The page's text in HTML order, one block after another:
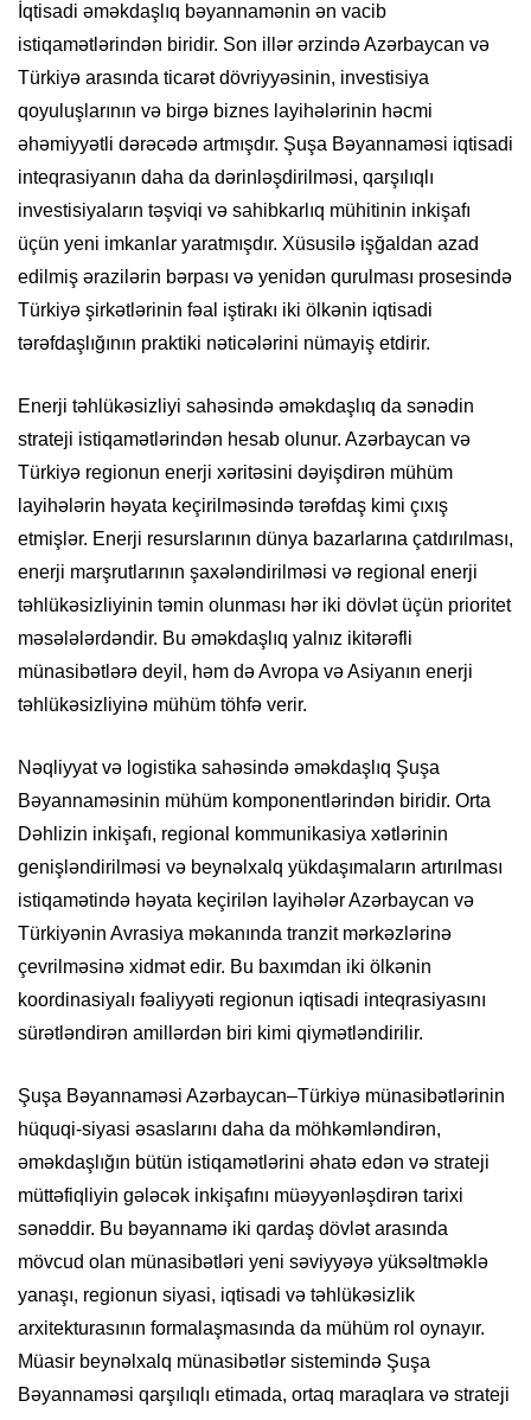
İqtisadi əməkdaşlıq bəyannamənin ən vacib
istiqamətlərindən biridir. Son illər ərzində Azərbaycan və
Türkiyə arasında ticarət dövriyyəsinin, investisiya
qoyuluşlarının və birgə biznes layihələrinin həcmi
əhəmiyyətli dərəcədə artmışdır. Şuşa Bəyannaməsi iqtisadi
inteqrasiyanın daha da dərinləşdirilməsi, qarşılıqlı
investisiyaların təşviqi və sahibkarlıq mühitinin inkişafı
üçün yeni imkanlar yaratmışdır. Xüsusilə işğaldan azad
edilmiş ərazilərin bərpası və yenidən qurulması prosesində
Türkiyə şirkətlərinin fəal iştirakı iki ölkənin iqtisadi
tərəfdaşlığının praktiki nəticələrini nümayiş etdirir.
Enerji təhlükəsizliyi sahəsində əməkdaşlıq da sənədin
strateji istiqamətlərindən hesab olunur. Azərbaycan və
Türkiyə regionun enerji xəritəsini dəyişdirən mühüm
layihələrin həyata keçirilməsində tərəfdaş kimi çıxış
etmişlər. Enerji resurslarının dünya bazarlarına çatdırılması,
enerji marşrutlarının şaxələndirilməsi və regional enerji
təhlükəsizliyinin təmin olunması hər iki dövlət üçün prioritet
məsələlərdəndir. Bu əməkdaşlıq yalnız ikitərəfli
münasibətlərə deyil, həm də Avropa və Asiyanın enerji
təhlükəsizliyinə mühüm töhfə verir.
Nəqliyyat və logistika sahəsində əməkdaşlıq Şuşa
Bəyannaməsinin mühüm komponentlərindən biridir. Orta
Dəhlizin inkişafı, regional kommunikasiya xətlərinin
genişləndirilməsi və beynəlxalq yükdaşımaların artırılması
istiqamətində həyata keçirilən layihələr Azərbaycan və
Türkiyənin Avrasiya məkanında tranzit mərkəzlərinə
çevrilməsinə xidmət edir. Bu baxımdan iki ölkənin
koordinasiyalı fəaliyyəti regionun iqtisadi inteqrasiyasını
sürətləndirən amillərdən biri kimi qiymətləndirilir.
Şuşa Bəyannaməsi Azərbaycan–Türkiyə münasibətlərinin
hüquqi-siyasi əsaslarını daha da möhkəmləndirən,
əməkdaşlığın bütün istiqamətlərini əhatə edən və strateji
müttəfiqliyin gələcək inkişafını müəyyənləşdirən tarixi
sənəddir. Bu bəyannamə iki qardaş dövlət arasında
mövcud olan münasibətləri yeni səviyyəyə yüksəltməklə
yanaşı, regionun siyasi, iqtisadi və təhlükəsizlik
arxitekturasının formalaşmasında da mühüm rol oynayır.
Müasir beynəlxalq münasibətlər sistemində Şuşa
Bəyannaməsi qarşılıqlı etimada, ortaq maraqlara və strateji